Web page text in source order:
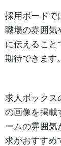
採用ボードで
職場の雰囲気
に伝えること
期待できます。
求人ボックス
の画像を掲載
ームの雰囲気
求がおすすめ